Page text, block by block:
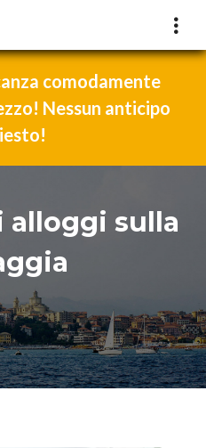
comodamente
Nessun anticipo
alloggi sulla